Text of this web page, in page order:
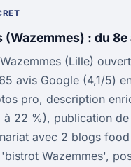
: du 8e
(Lille)
avis Google (4,1/5)
pro, description
à 22 %), publication
avec 2 blogs
Wazemmes',